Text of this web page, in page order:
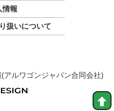
情報
扱いについて
アルワゴンジャパン合同会社)